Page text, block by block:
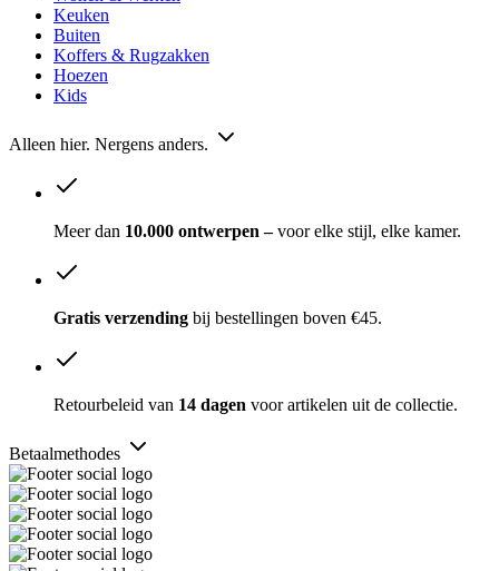
Keuken
Buiten
Koffers & Rugzakken
Hoezen
Kids
Alleen hier. Nergens anders.
Meer dan 10.000 ontwerpen –voor elke stijl, elke kamer.
Gratis verzending bij bestellingen boven €45.
Retourbeleid van 14 dagen voor artikelen uit de collectie.
Betaalmethodes